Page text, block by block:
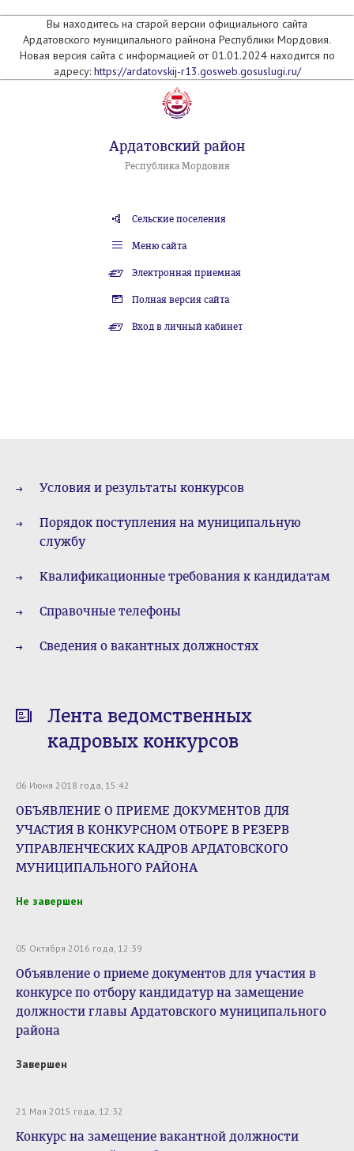
Вы находитесь на старой версии официального сайта
Ардатовского муниципального райнона Республики Мордовия.
Новая версия сайта с информацией от 01.01.2024 находится по
адресу: https://ardatovskij-r13.gosweb.gosuslugi.ru/
Ардатовский район
Республика Мордовия
Сельские поселения
Меню сайта
Электронная приемная
Полная версия сайта
Вход в личный кабинет
Условия и результаты конкурсов
Порядок поступления на муниципальную
службу
Квалификационные требования к кандидатам
Справочные телефоны
Сведения о вакантных должностях
Лента ведомственных
кадровых конкурсов
06 Июня 2018 года, 15:42
ОБЪЯВЛЕНИЕ О ПРИЕМЕ ДОКУМЕНТОВ ДЛЯ
УЧАСТИЯ В КОНКУРСНОМ ОТБОРЕ В РЕЗЕРВ
УПРАВЛЕНЧЕСКИХ КАДРОВ АРДАТОВСКОГО
МУНИЦИПАЛЬНОГО РАЙОНА
Не завершен
05 Октября 2016 года, 12:39
Объявление о приеме документов для участия в
конкурсе по отбору кандидатур на замещение
должности главы Ардатовского муниципального
района
Завершен
21 Мая 2015 года, 12:32
Конкурс на замещение вакантной должности